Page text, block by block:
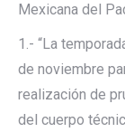
Mexicana del
1.- “La
de noviembre
realización de
del cuerpo